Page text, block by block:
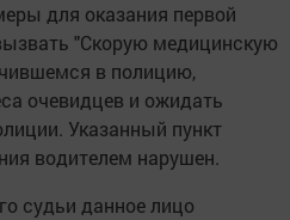
для оказания первой
"Скорую медицинскую
в полицию,
очевидцев и ожидать
Указанный пункт
водителем нарушен.
судьи данное лицо